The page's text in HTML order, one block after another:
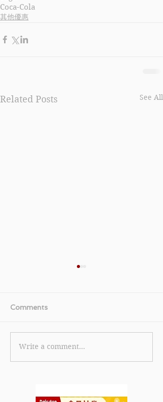
Coca-Cola
其他優惠
Related Posts See All
【YSL 優惠】- 購買正價
產品滿HK$1,080即享3件
HK$1,380可享皇牌4件禮
Comments
Write a comment...